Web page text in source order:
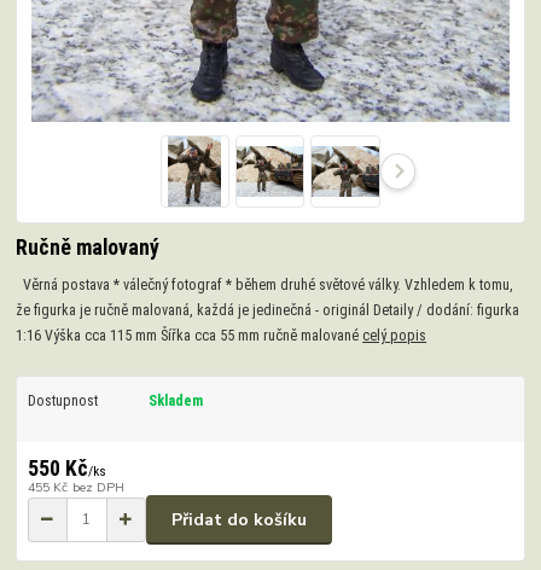
Ručně malovaný
Věrná postava * válečný fotograf * během druhé světové války. Vzhledem k tomu,
že figurka je ručně malovaná, každá je jedinečná - originál Detaily / dodání: figurka
1:16 Výška cca 115 mm Šířka cca 55 mm ručně malované celý popis
Dostupnost Skladem
550 Kč/ks
455 Kč bez DPH
Přidat do košíku